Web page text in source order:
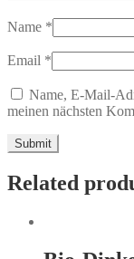
Name *
Email *
Name, E-Mail-
meinen nächsten
Related